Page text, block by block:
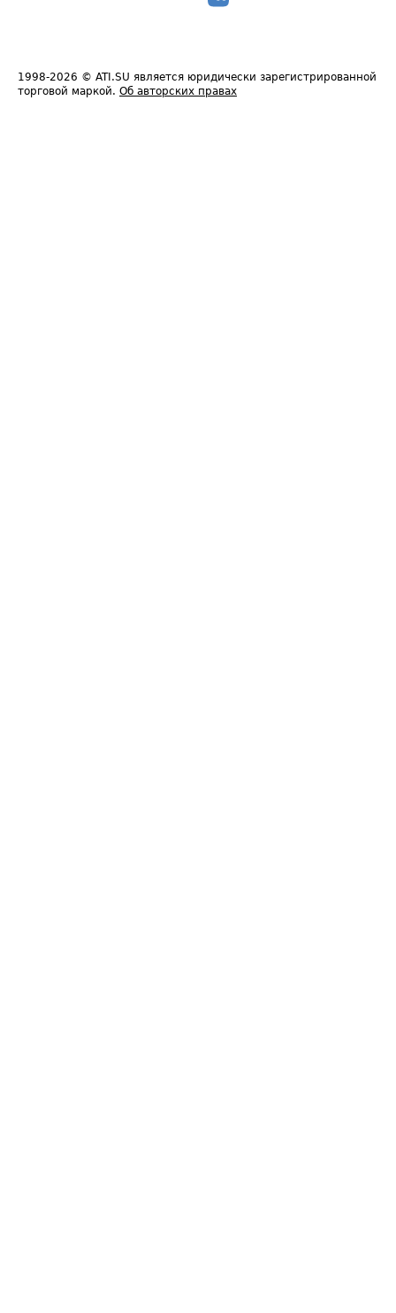
1998-2026 © ATI.SU является юридически зарегистрированной
торговой маркой. Об авторских правах